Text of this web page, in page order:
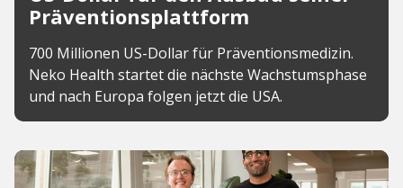
Präventionsplattform
700 Millionen US-Dollar für Präventionsmedizin.
Neko Health startet die nächste Wachstumsphase
und nach Europa folgen jetzt die USA.